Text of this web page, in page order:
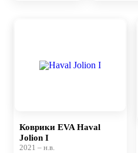
Коврики EVA Haval
Jolion I
2021 – н.в.